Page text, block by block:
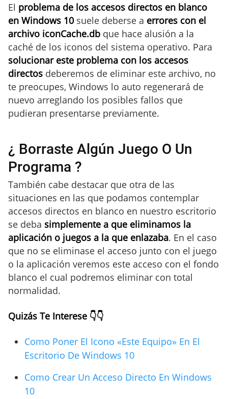
El problema de los accesos directos en blanco
en Windows 10 suele deberse a errores con el
archivo iconCache.db que hace alusión a la
caché de los iconos del sistema operativo. Para
solucionar este problema con los accesos
directos deberemos de eliminar este archivo, no
te preocupes, Windows lo auto regenerará de
nuevo arreglando los posibles fallos que
pudieran presentarse previamente.
¿ Borraste Algún Juego O Un
Programa ?
También cabe destacar que otra de las
situaciones en las que podamos contemplar
accesos directos en blanco en nuestro escritorio
se deba simplemente a que eliminamos la
aplicación o juegos a la que enlazaba. En el caso
que no se eliminase el acceso junto con el juego
o la aplicación veremos este acceso con el fondo
blanco el cual podremos eliminar con total
normalidad.
Quizás Te Interese 👇👇
Como Poner El Icono «Este Equipo» En El
Escritorio De Windows 10
Como Crear Un Acceso Directo En Windows
10